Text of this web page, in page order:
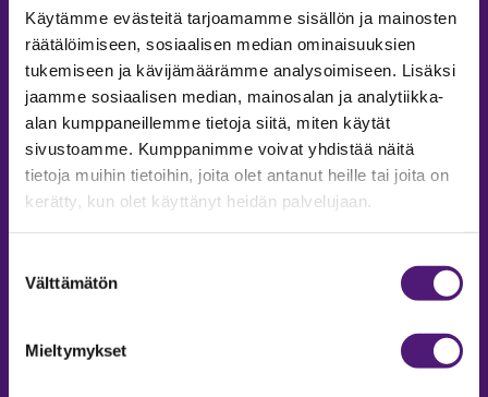
Käytämme evästeitä tarjoamamme sisällön ja mainosten
räätälöimiseen, sosiaalisen median ominaisuuksien
tukemiseen ja kävijämäärämme analysoimiseen. Lisäksi
jaamme sosiaalisen median, mainosalan ja analytiikka-
alan kumppaneillemme tietoja siitä, miten käytät
sivustoamme. Kumppanimme voivat yhdistää näitä
tietoja muihin tietoihin, joita olet antanut heille tai joita on
kerätty, kun olet käyttänyt heidän palvelujaan.
valinta
Välttämätön
Mieltymykset
MAJOITUS
Tiedustelut & Varaukset